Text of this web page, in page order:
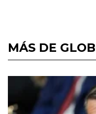
MÁS DE